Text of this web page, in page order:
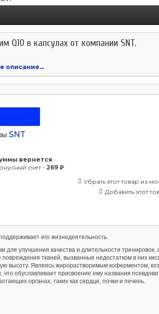
Q10 в капсулах от компании SNT.
описание...
SNT
вернется
счет - 269 ₽
Убрать этот товар из
Добавить этот
его жизнедеятельность.
улучшения качества и длительности тренировок,
тканей, вызванные недостатком в них
высоту. Являясь жирорастворимым коферментом,
обуславливает присвоение ему названия
органах, таких как сердце, почки и печень.